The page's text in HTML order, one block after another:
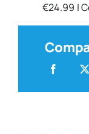
€24.99 |